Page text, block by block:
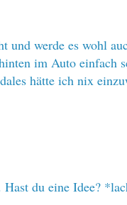
und werde es wohl
im Auto einfach
hätte ich nix
du eine Idee?